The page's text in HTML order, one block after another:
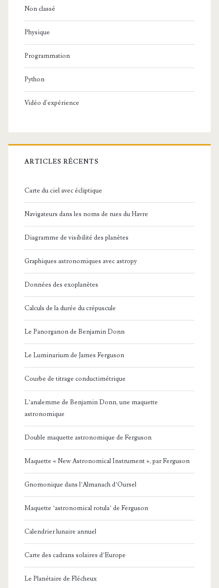
Non classé
Physique
Programmation
Python
Vidéo d'expérience
ARTICLES RÉCENTS
Carte du ciel avec écliptique
Navigateurs dans les noms de rues du Havre
Diagramme de visibilité des planètes
Graphiques astronomiques avec astropy
Données des exoplanètes
Calculs de la durée du crépuscule
Le Panorganon de Benjamin Donn
Le Luminarium de James Ferguson
Courbe de titrage conductimétrique
L’analemme de Benjamin Donn, une maquette
astronomique
Double maquette astronomique de Ferguson
Maquette « New Astronomical Instrument », par Ferguson
Gnomonique dans l’Almanach d’Oursel
Maquette ‘astronomical rotula’ de Ferguson
Calendrier lunaire annuel
Carte des cadrans solaires d’Europe
Le Planétaire de Flécheux